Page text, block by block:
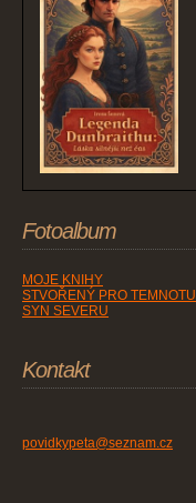
Fotoalbum
MOJE KNIHY
STVOŘENÝ PRO TEMNOTU
SYN SEVERU
Kontakt
povidkypeta@seznam.cz